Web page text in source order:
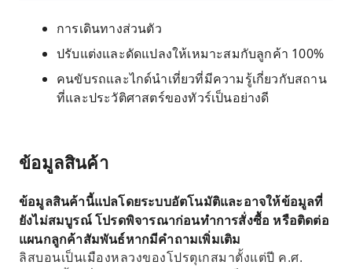
การเดินทางส่วนตัว
ปรับแต่งและดัดแปลงให้เหมาะสมกับลูกค้า 100%
คนขับรถและไกด์นำเที่ยวที่มีความรู้เกี่ยวกับสถาน
ที่และประวัติศาสตร์ของทัวร์เป็นอย่างดี
ข้อมูลสินค้า
ข้อมูลสินค้านี้แปลโดยระบบอัตโนมัติและอาจให้ข้อมูลที่
ยังไม่สมบูรณ์ โปรดพิจารณาก่อนทำการสั่งซื้อ หรือติดต่อ
แผนกลูกค้าสัมพันธ์หากมีคำถามเพิ่มเติม
ลิสบอนเป็นเมืองหลวงของโปรตุเกสมาตั้งแต่ปี ค.ศ.